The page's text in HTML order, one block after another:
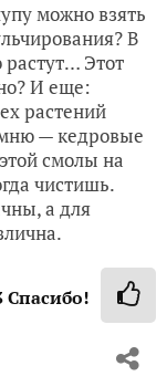
можно взять
В
Этот
И еще:
растений
— кедровые
смолы на
чистишь.
а для
Спасибо!